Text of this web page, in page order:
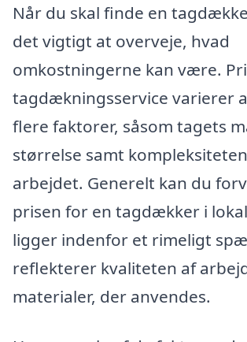
Når du skal finde en
det vigtigt at overveje, hvad
omkostningerne kan være.
tagdækningsservice varierer
flere faktorer, såsom tagets
størrelse samt
arbejdet. Generelt kan du
prisen for en tagdækker i
ligger indenfor et rimeligt
reflekterer kvaliteten af
materialer, der anvendes.